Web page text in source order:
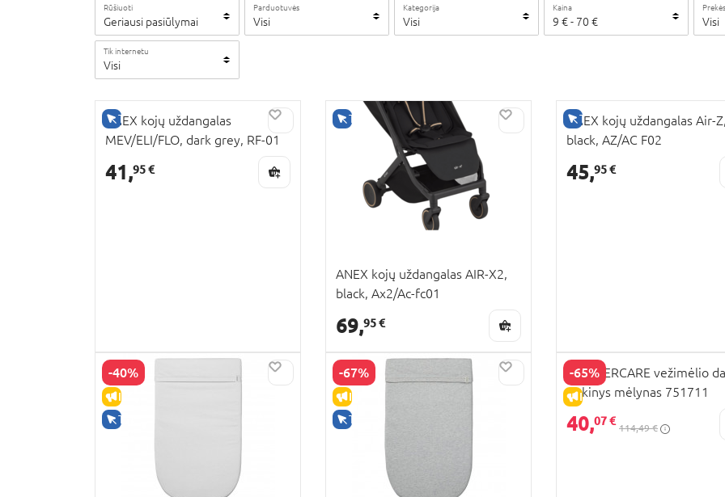
Rūšiuoti
Geriausi pasiūlymai
Parduotuvės
Visi
Kategorija
Visi
Kaina
9 €- 70 € Visi
Tik internetu
Visi
TIK INTERNETU
ANEX kojų uždangalas
MEV/ELI/FLO, dark grey, RF-01
41,95 €
TIK INTERNETU
ANEX kojų uždangalas AIR-X2,
black, Ax2/Ac-fc01
69,95 €
TIK INTERNETU
ANEX kojų uždangalas Air-
black, AZ/AC F02
45,95 €
-40%
IŠPARDAVIMAS
TIK INTERNETU
-67%
IŠPARDAVIMAS
TIK INTERNETU
-65%
IŠPARDAVIMAS
MOTHERCARE vežimėlio
rinkinys mėlynas 751711
40,07 €
114,49 €